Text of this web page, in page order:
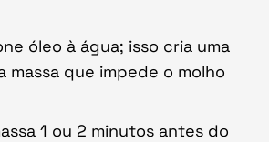
óleo à água; isso cria uma
massa que impede o molho
1 ou 2 minutos antes do